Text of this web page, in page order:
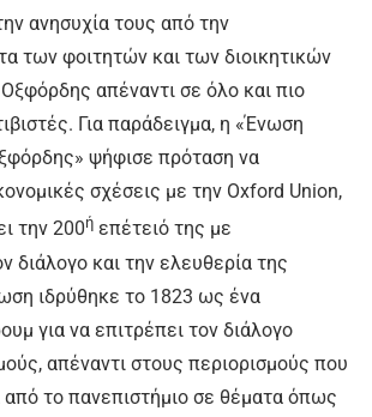
ανησυχία τους από την
των φοιτητών και των διοικητικών
απέναντι σε όλο και πιο
Για παράδειγμα, η «Ένωση
ψήφισε πρόταση να
σχέσεις με την Oxford Union,
την 200ή επέτειό της με
διάλογο και την ελευθερία της
ιδρύθηκε το 1823 ως ένα
για να επιτρέπει τον διάλογο
απέναντι στους περιορισμούς που
από το πανεπιστήμιο σε θέματα όπως